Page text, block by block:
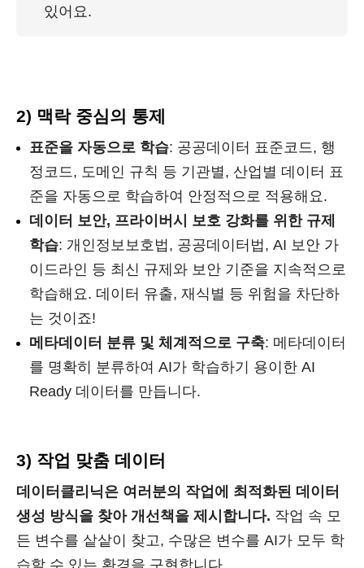
있어요.
2) 맥락 중심의 통제
표준을 자동으로 학습: 공공데이터 표준코드, 행
정코드, 도메인 규칙 등 기관별, 산업별 데이터 표
준을 자동으로 학습하여 안정적으로 적용해요.
데이터 보안, 프라이버시 보호 강화를 위한 규제
학습: 개인정보보호법, 공공데이터법, AI 보안 가
이드라인 등 최신 규제와 보안 기준을 지속적으로
학습해요. 데이터 유출, 재식별 등 위험을 차단하
는 것이죠!
메타데이터 분류 및 체계적으로 구축: 메타데이터
를 명확히 분류하여 AI가 학습하기 용이한 AI
Ready 데이터를 만듭니다.
3) 작업 맞춤 데이터
데이터클리닉은 여러분의 작업에 최적화된 데이터
생성 방식을 찾아 개선책을 제시합니다. 작업 속 모
든 변수를 샅샅이 찾고, 수많은 변수를 AI가 모두 학
습할 수 있는 환경을 구현합니다.